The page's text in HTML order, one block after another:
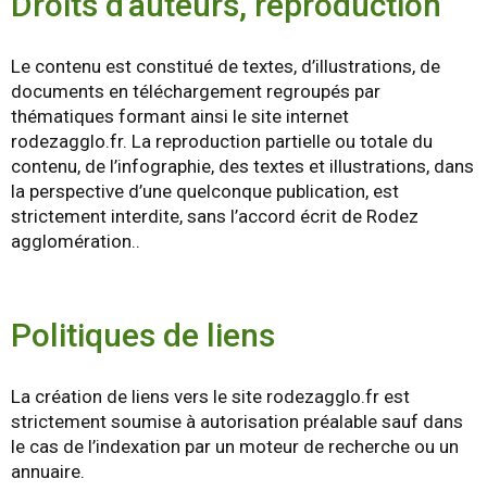
Le contenu est constitué de textes, d’illustrations, de
documents en téléchargement regroupés par
thématiques formant ainsi le site internet
rodezagglo.fr. La reproduction partielle ou totale du
contenu, de l’infographie, des textes et illustrations, dans
la perspective d’une quelconque publication, est
strictement interdite, sans l’accord écrit de Rodez
agglomération..
Politiques de liens
La création de liens vers le site rodezagglo.fr est
strictement soumise à autorisation préalable sauf dans
le cas de l’indexation par un moteur de recherche ou un
annuaire.